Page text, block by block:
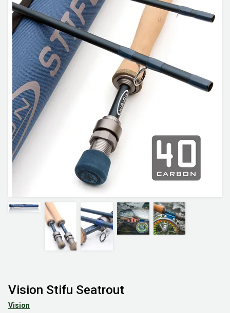
Vision Stifu Seatrout
Vision